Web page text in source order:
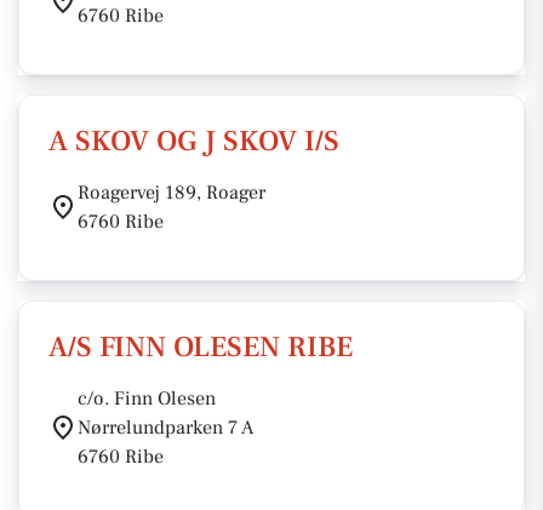
6760 Ribe
A SKOV OG J SKOV I/S
Roagervej 189, Roager
6760 Ribe
A/S FINN OLESEN RIBE
c/o. Finn Olesen
Nørrelundparken 7 A
6760 Ribe